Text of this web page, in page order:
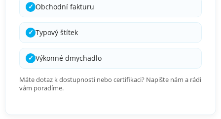
✓ Obchodní fakturu
✓ Typový štítek
✓ Výkonné dmychadlo
Máte dotaz k dostupnosti nebo certifikaci? Napište nám a rádi
vám poradíme.